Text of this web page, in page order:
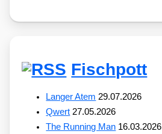
Fischpott
Langer Atem 29.07.2026
Qwert 27.05.2026
The Running Man 16.03.2026